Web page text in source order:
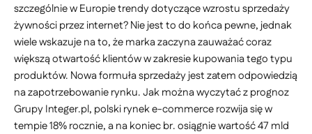
szczególnie w Europie trendy dotyczące wzrostu sprzedaży
żywności przez internet? Nie jest to do końca pewne, jednak
wiele wskazuje na to, że marka zaczyna zauważać coraz
większą otwartość klientów w zakresie kupowania tego typu
produktów. Nowa formuła sprzedaży jest zatem odpowiedzią
na zapotrzebowanie rynku. Jak można wyczytać z prognoz
Grupy Integer.pl, polski rynek e-commerce rozwija się w
tempie 18% rocznie, a na koniec br. osiągnie wartość 47 mld